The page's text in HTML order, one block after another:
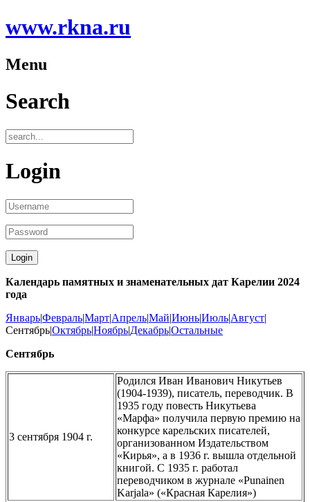
www.rkna.ru
Menu
Search
Login
Календарь памятных и знаменательных дат Карелии 2024
года
Январь|Февраль|Март|Апрель|Май|Июнь|Июль|Август|
Сентябрь|Октябрь|Ноябрь|Декабрь|Остальные
Сентябрь
3 сентября 1904 г.
Родился Иван Иванович Никутьев
(1904-1939), писатель, переводчик. В
1935 году повесть Никутьева
«Марфа» получила первую премию на
конкурсе карельских писателей,
организованном Издательством
«Кирья», а в 1936 г. вышла отдельной
книгой. С 1935 г. работал
переводчиком в журнале «Punainen
Karjala» («Красная Карелия»)